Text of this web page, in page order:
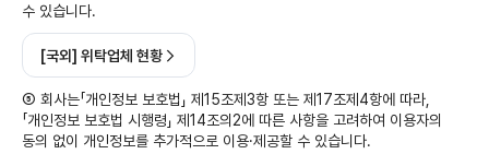
수 있습니다.
[국외] 위탁업체 현황
⑤ 회사는「개인정보 보호법」 제15조제3항 또는 제17조제4항에 따라,
「개인정보 보호법 시행령」 제14조의2에 따른 사항을 고려하여 이용자의
동의 없이 개인정보를 추가적으로 이용·제공할 수 있습니다.